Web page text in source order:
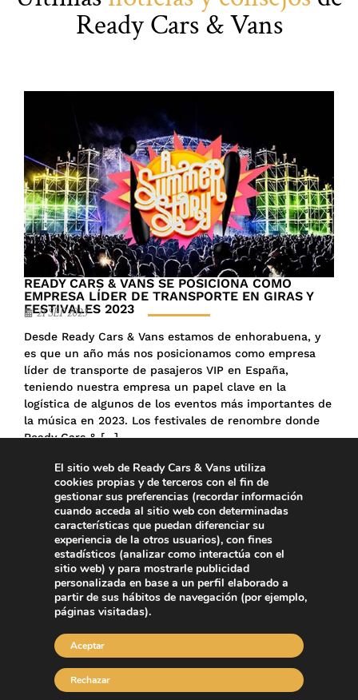
Ready Cars & Vans
READY CARS & VANS SE POSICIONA COMO
EMPRESA LÍDER DE TRANSPORTE EN GIRAS Y
FESTIVALES 2023
21 SEP 2023
Desde Ready Cars & Vans estamos de enhorabuena, y
es que un año más nos posicionamos como empresa
líder de transporte de pasajeros VIP en España,
teniendo nuestra empresa un papel clave en la
logística de algunos de los eventos más importantes de
la música en 2023. Los festivales de renombre donde
Ready Cars & […]
Leer más >>
El sitio web de Ready Cars & Vans utiliza
cookies propias y de terceros con el fin de
gestionar sus preferencias (recordar información
cuando acceda al sitio web con determinadas
características que puedan diferenciar su
experiencia de la otros usuarios), con fines
estadísticos (analizar como interactúa con el
sitio web) y para mostrarle publicidad
personalizada en base a un perfil elaborado a
partir de sus hábitos de navegación (por ejemplo,
páginas visitadas).
Aceptar
Rechazar